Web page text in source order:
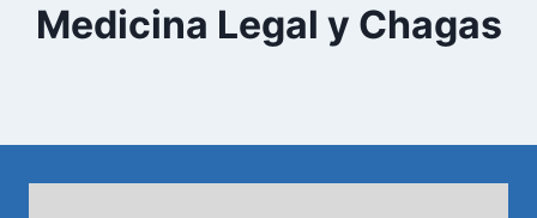
Medicina Legal y Chagas